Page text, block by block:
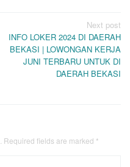
Next post
INFO LOKER 2024 DI DAERAH
BEKASI | LOWONGAN KERJA
JUNI TERBARU UNTUK DI
DAERAH BEKASI
Required fields are marked *